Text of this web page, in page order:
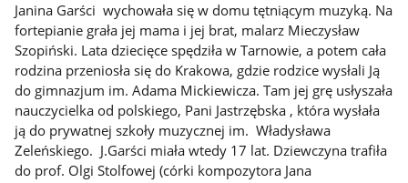
Janina Garści wychowała się w domu tętniącym muzyką. Na
fortepianie grała jej mama i jej brat, malarz Mieczysław
Szopiński. Lata dziecięce spędziła w Tarnowie, a potem cała
rodzina przeniosła się do Krakowa, gdzie rodzice wysłali Ją
do gimnazjum im. Adama Mickiewicza. Tam jej grę usłyszała
nauczycielka od polskiego, Pani Jastrzębska , która wysłała
ją do prywatnej szkoły muzycznej im. Władysława
Zeleńskiego. J.Garści miała wtedy 17 lat. Dziewczyna trafiła
do prof. Olgi Stolfowej (córki kompozytora Jana